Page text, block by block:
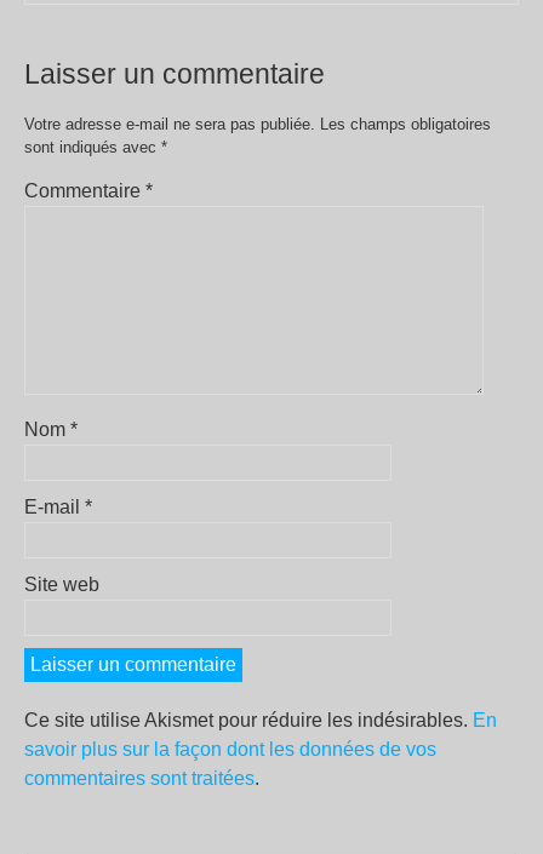
Laisser un commentaire
Votre adresse e-mail ne sera pas publiée. Les champs obligatoires
sont indiqués avec *
Commentaire *
Nom *
E-mail *
Site web
Ce site utilise Akismet pour réduire les indésirables. En
savoir plus sur la façon dont les données de vos
commentaires sont traitées.